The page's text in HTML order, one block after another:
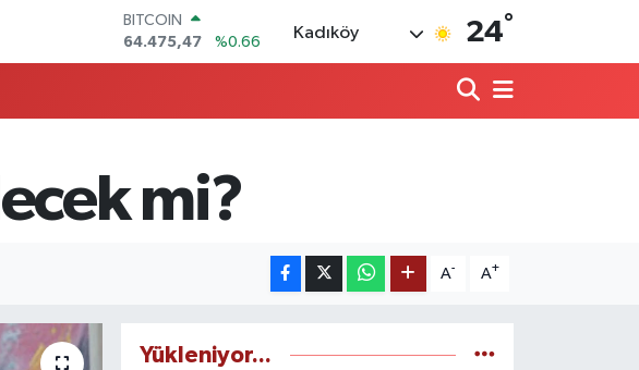
64.475,47
DOLAR
STERLİN
6518.23
%0.39
BİST100
Kadıköy 24°
mi?
A- A+
Yükleniyor...